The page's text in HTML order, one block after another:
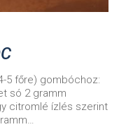
5 főre) gombóchoz:
só 2 gramm
citromlé ízlés szerint